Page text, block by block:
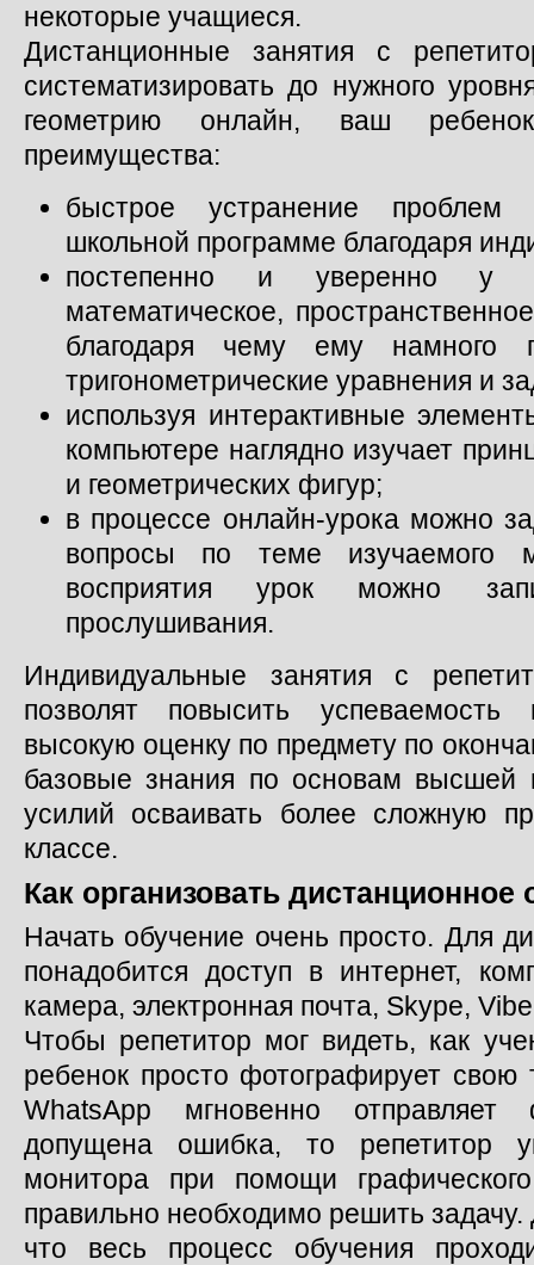
некоторые учащиеся.
Дистанционные занятия с
систематизировать до нужного
геометрию онлайн, ваш
преимущества:
быстрое устранение
школьной программе благодаря
постепенно и уверенно у
математическое,
благодаря чему ему
тригонометрические уравнения и
используя интерактивные
компьютере наглядно изучает
и геометрических фигур;
в процессе онлайн-урока можно
вопросы по теме изучаемого
восприятия урок можно
прослушивания.
Индивидуальные занятия с
позволят повысить успеваемость
высокую оценку по предмету по
базовые знания по основам высшей
усилий осваивать более сложную
классе.
Как организовать дистанционное
Начать обучение очень просто. Для
понадобится доступ в интернет,
камера, электронная почта, Skype,
Чтобы репетитор мог видеть, как
ребенок просто фотографирует свою
WhatsApp мгновенно
допущена ошибка, то репетитор
монитора при помощи
правильно необходимо решить
что весь процесс обучения